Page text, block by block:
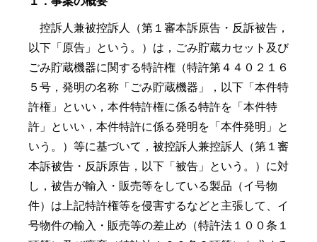
控訴人兼被控訴人（第１審本訴原告・反訴被告，
以下「原告」という。）は，ごみ貯蔵カセット及び
ごみ貯蔵機器に関する特許権（特許第４４０２１６
５号，発明の名称「ごみ貯蔵機器」，以下「本件特
許権」といい，本件特許権に係る特許を「本件特
許」といい，本件特許に係る発明を「本件発明」と
いう。）等に基づいて，被控訴人兼控訴人（第１審
本訴被告・反訴原告，以下「被告」という。）に対
し，被告が輸入・販売等をしている製品（イ号物
件）は上記特許権等を侵害するなどと主張して、イ
号物件の輸入・販売等の差止め（特許法１００条１